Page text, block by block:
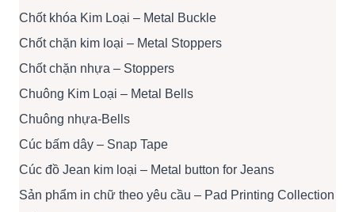
Chốt khóa Kim Loại – Metal Buckle
Chốt chặn kim loại – Metal Stoppers
Chốt chặn nhựa – Stoppers
Chuông Kim Loại – Metal Bells
Chuông nhựa-Bells
Cúc bấm dây – Snap Tape
Cúc đồ Jean kim loại – Metal button for Jeans
Sản phẩm in chữ theo yêu cầu – Pad Printing Collection